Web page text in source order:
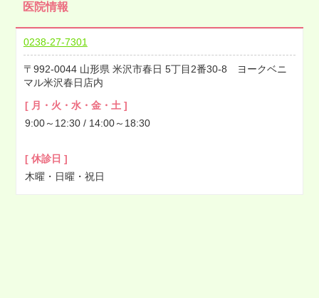
2022年07月
2022年06月
2022年05月
2022年04月
2022年03月
2022年02月
2021年12月
2021年11月
2021年10月
医院情報
0238-27-7301
992-0044 山形県 米沢市春日 5丁目2番30-8 ヨークベニ
マル米沢春日店内
[ 月・火・水・金・土 ]
9:00～12:30 / 14:00～18:30
[ 休診日 ]
木曜・日曜・祝日